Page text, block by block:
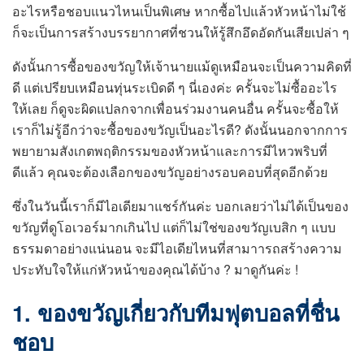
อะไรหรือชอบแนวไหนเป็นพิเศษ หากซื้อไปแล้วหัวหน้าไม่ใช้
ก็จะเป็นการสร้างบรรยากาศที่ชวนให้รู้สึกอึดอัดกันเสียเปล่า ๆ
ดังนั้นการซื้อของขวัญให้เจ้านายแม้ดูเหมือนจะเป็นความคิดที่
ดี แต่เปรียบเหมือนทุ่นระเบิดดี ๆ นี่เองค่ะ ครั้นจะไม่ซื้ออะไร
ให้เลย ก็ดูจะผิดแปลกจากเพื่อนร่วมงานคนอื่น ครั้นจะซื้อให้
เราก็ไม่รู้อีกว่าจะซื้อของขวัญเป็นอะไรดี? ดังนั้นนอกจากการ
พยายามสังเกตพฤติกรรมของหัวหน้าและการมีไหวพริบที่
ดีแล้ว คุณจะต้องเลือกของขวัญอย่างรอบคอบที่สุดอีกด้วย
ซึ่งในวันนี้เราก็มีไอเดียมาแชร์กันค่ะ บอกเลยว่าไม่ได้เป็นของ
ขวัญที่ดูโอเวอร์มากเกินไป แต่ก็ไม่ใช่ของขวัญเบสิก ๆ แบบ
ธรรมดาอย่างแน่นอน จะมีไอเดียไหนที่สามาารถสร้างความ
ประทับใจให้แก่หัวหน้าของคุณได้บ้าง ? มาดูกันค่ะ !
1. ของขวัญเกี่ยวกับทีมฟุตบอลที่ชื่น
ชอบ